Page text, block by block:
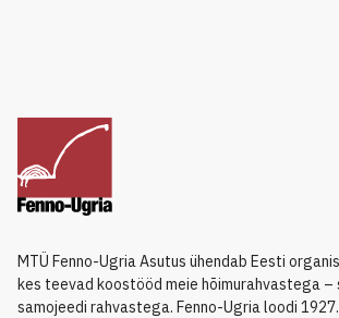
MTÜ Fenno-Ugria Asutus ühendab Eesti
kes teevad koostööd meie hõimurahvastega –
samojeedi rahvastega. Fenno-Ugria loodi